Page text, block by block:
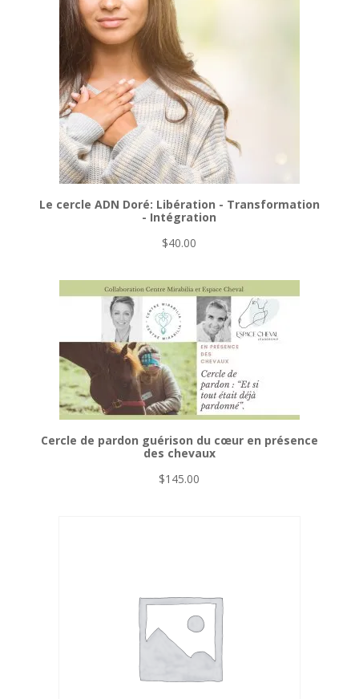
Le cercle ADN Doré: Libération - Transformation
- Intégration
$40.00
Cercle de pardon guérison du cœur en présence
des chevaux
$145.00